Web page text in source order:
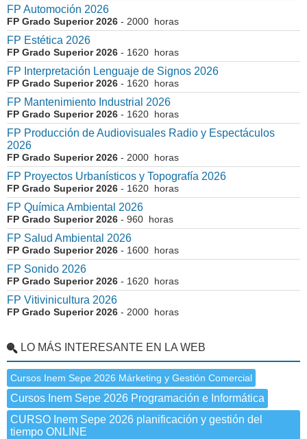
FP Automoción 2026
FP Grado Superior 2026 - 2000 horas
FP Estética 2026
FP Grado Superior 2026 - 1620 horas
FP Interpretación Lenguaje de Signos 2026
FP Grado Superior 2026 - 1620 horas
FP Mantenimiento Industrial 2026
FP Grado Superior 2026 - 1620 horas
FP Producción de Audiovisuales Radio y Espectáculos
2026
FP Grado Superior 2026 - 2000 horas
FP Proyectos Urbanísticos y Topografía 2026
FP Grado Superior 2026 - 1620 horas
FP Química Ambiental 2026
FP Grado Superior 2026 - 960 horas
FP Salud Ambiental 2026
FP Grado Superior 2026 - 1600 horas
FP Sonido 2026
FP Grado Superior 2026 - 1620 horas
FP Vitivinicultura 2026
FP Grado Superior 2026 - 2000 horas
LO MÁS INTERESANTE EN LA WEB
Cursos Inem Sepe 2026 Márketing y Gestión Comercial
Cursos Inem Sepe 2026 Programación e Informática
CURSO Inem Sepe 2026 planificación y gestión del
tiempo ONLINE